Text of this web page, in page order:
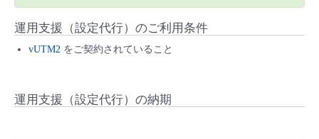
運用支援（設定代行）のご利用条件
vUTM2 をご契約されていること
運用支援（設定代行）の納期